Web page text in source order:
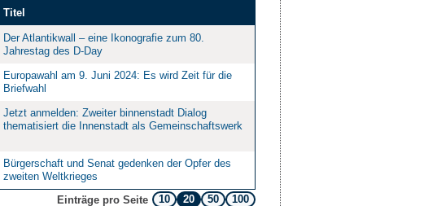
Titel
Der Atlantikwall – eine Ikonografie zum 80.
Jahrestag des D-Day
Europawahl am 9. Juni 2024: Es wird Zeit für die
Briefwahl
Jetzt anmelden: Zweiter binnenstadt Dialog
thematisiert die Innenstadt als Gemeinschaftswerk
Bürgerschaft und Senat gedenken der Opfer des
zweiten Weltkrieges
Einträge pro Seite 10 20 50 100